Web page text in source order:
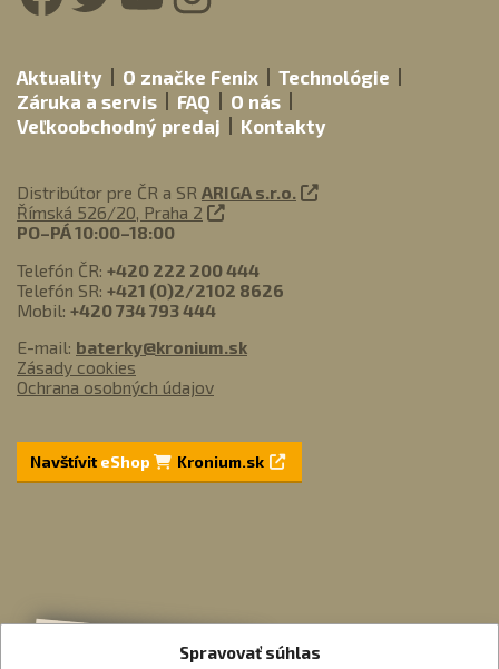
Spravovať súhlas
Aktuality O značke Fenix
Technológie
Záruka a servis
FAQ
O nás
Veľkoobchodný predaj
Kontakty
Distribútor pre ČR a SR ARIGA s.r.o.
Římská 526/20, Praha 2
PO–PÁ 10:00–18:00
Telefón ČR: +420 222 200 444
Telefón SR: +421 (0)2/2102 8626
Mobil: +420 734 793 444
E-mail: baterky@kronium.sk
Zásady cookies
Ochrana osobných údajov
NavštíviteShop Kronium.sk